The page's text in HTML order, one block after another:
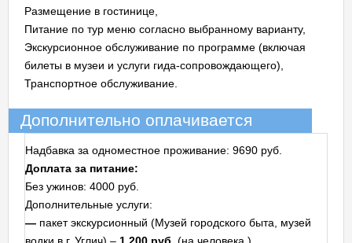
Размещение в гостинице,
Питание по тур меню согласно выбранному варианту,
Экскурсионное обслуживание по программе (включая
билеты в музеи и услуги гида-сопровождающего),
Транспортное обслуживание.
Дополнительно оплачивается
Надбавка за одноместное проживание: 9690 руб.
Доплата за питание:
Без ужинов: 4000 руб.
Дополнительные услуги:
— пакет экскурсионный (Музей городского быта, музей